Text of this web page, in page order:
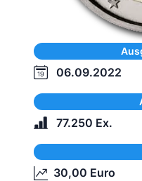
06.09.2022
77.250 Ex.
30,00 Euro